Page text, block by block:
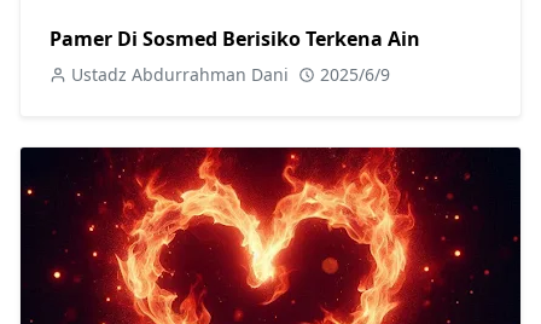
Pamer Di Sosmed Berisiko Terkena Ain
Ustadz Abdurrahman Dani 2025/6/9